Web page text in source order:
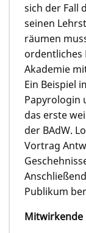
sich der Fall
seinen
räumen
ordentliches
Akademie
Ein Beispiel
Papyrologin
das erste
der BAdW.
Vortrag
Publikum
Mitwirkende